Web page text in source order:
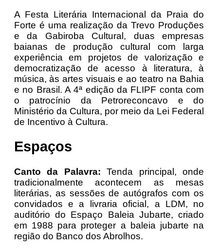
A Festa Literária Internacional da Praia do
Forte é uma realização da Trevo Produções
e da Gabiroba Cultural, duas empresas
baianas de produção cultural com larga
experiência em projetos de valorização e
democratização de acesso à literatura, à
música, às artes visuais e ao teatro na Bahia
e no Brasil. A 4ª edição da FLIPF conta com
o patrocínio da Petroreconcavo e do
Ministério da Cultura, por meio da Lei Federal
de Incentivo à Cultura.
Espaços
Canto da Palavra: Tenda principal, onde
tradicionalmente acontecem as mesas
literárias, as sessões de autógrafos com os
convidados e a livraria oficial, a LDM, no
auditório do Espaço Baleia Jubarte, criado
em 1988 para proteger a baleia jubarte na
região do Banco dos Abrolhos.